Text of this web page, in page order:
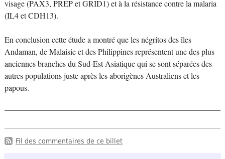
visage (PAX3, PREP et GRID1) et à la résistance contre la malaria
(IL4 et CDH13).
En conclusion cette étude a montré que les négritos des îles
Andaman, de Malaisie et des Philippines représentent une des plus
anciennes branches du Sud-Est Asiatique qui se sont séparées des
autres populations juste après les aborigènes Australiens et les
papous.
Fil des commentaires de ce billet